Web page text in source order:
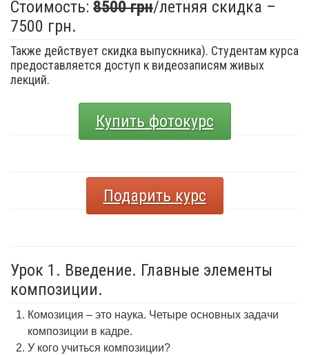
Стоимость: 8500 грн/летняя скидка –
7500 грн.
Также действует скидка выпускника). Студентам курса
предоставляется доступ к видеозаписям живых
лекций.
Купить фотокурс
Подарить курс
Урок 1. Введение. Главные элементы
композиции.
Комозиция – это наука. Четыре основных задачи
композиции в кадре.
У кого учиться композиции?